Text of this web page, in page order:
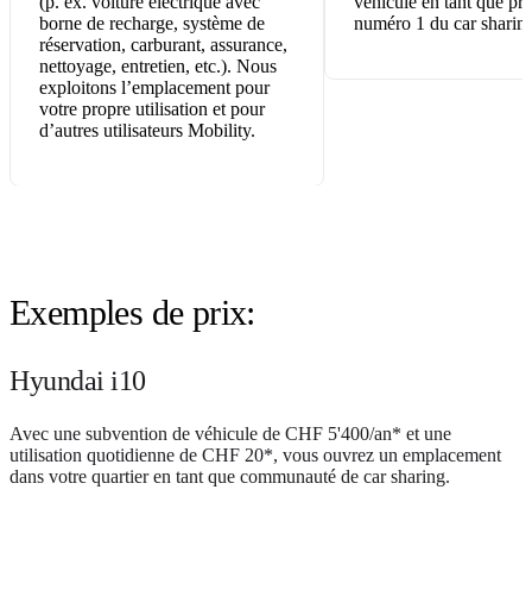
borne de recharge, système de
réservation, carburant, assurance,
nettoyage, entretien, etc.). Nous
exploitons l’emplacement pour
votre propre utilisation et pour
d’autres utilisateurs Mobility.
numéro 1 du car
Exemples de prix:
Hyundai i10
Avec une subvention de véhicule de CHF 5'400/an* et une
utilisation quotidienne de CHF 20*, vous ouvrez un emplacement
dans votre quartier en tant que communauté de car sharing.